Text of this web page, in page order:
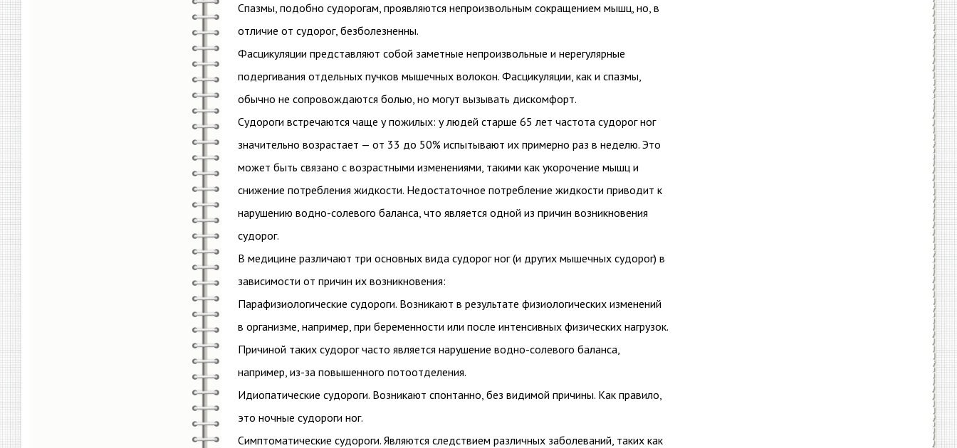
Спазмы, подобно судорогам, проявляются непроизвольным сокращением мышц, но, в
отличие от судорог, безболезненны.
Фасцикуляции представляют собой заметные непроизвольные и нерегулярные
подергивания отдельных пучков мышечных волокон. Фасцикуляции, как и спазмы,
обычно не сопровождаются болью, но могут вызывать дискомфорт.
Судороги встречаются чаще у пожилых: у людей старше 65 лет частота судорог ног
значительно возрастает — от 33 до 50% испытывают их примерно раз в неделю. Это
может быть связано с возрастными изменениями, такими как укорочение мышц и
снижение потребления жидкости. Недостаточное потребление жидкости приводит к
нарушению водно-солевого баланса, что является одной из причин возникновения
судорог.
В медицине различают три основных вида судорог ног (и других мышечных судорог) в
зависимости от причин их возникновения:
Парафизиологические судороги. Возникают в результате физиологических изменений
в организме, например, при беременности или после интенсивных физических нагрузок.
Причиной таких судорог часто является нарушение водно-солевого баланса,
например, из-за повышенного потоотделения.
Идиопатические судороги. Возникают спонтанно, без видимой причины. Как правило,
это ночные судороги ног.
Симптоматические судороги. Являются следствием различных заболеваний, таких как